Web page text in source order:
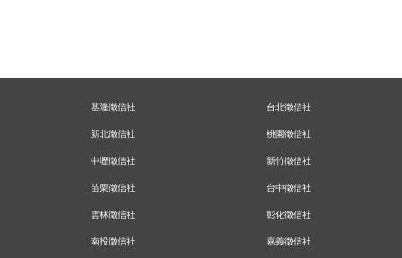
基隆徵信社 台北徵信社
新北徵信社 桃園徵信社
中壢徵信社 新竹徵信社
苗栗徵信社 台中徵信社
雲林徵信社 彰化徵信社
南投徵信社 嘉義徵信社